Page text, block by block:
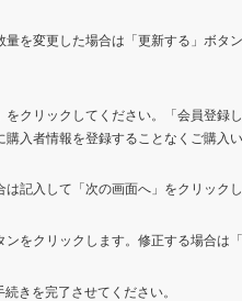
を変更した場合は「更新する」ボタ
クリックしてください。「会員登録
入者情報を登録することなくご購入い
記入して「次の画面へ」をクリックし
をクリックします。修正する場合は
きを完了させてください。